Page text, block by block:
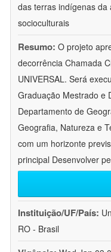
das terras indígenas da
socioculturais
Resumo: O projeto
decorrência Chamada
UNIVERSAL. Será
Graduação Mestrado e
Departamento de
Geografia, Natureza e
com um horizonte
principal Desenvolver
Instituição/UF/País:
RO - Brasil